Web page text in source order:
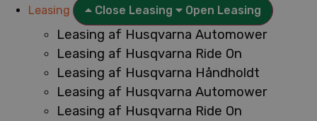
Leasing
Close Leasing Open Leasing
Leasing af Husqvarna Automower
Leasing af Husqvarna Ride On
Leasing af Husqvarna Håndholdt
Leasing af Husqvarna Automower
Leasing af Husqvarna Ride On